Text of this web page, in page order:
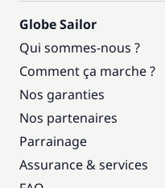
Globe Sailor
Qui sommes-nous ?
Comment ça marche ?
Nos garanties
Nos partenaires
Parrainage
Assurance & services